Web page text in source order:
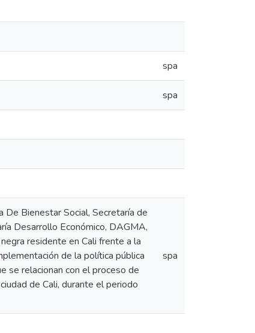
spa
spa
Bienestar Social, Secretaría de
Desarrollo Económico, DAGMA,
residente en Cali frente a la
de la política pública
se relacionan con el proceso de
de Cali, durante el periodo
spa